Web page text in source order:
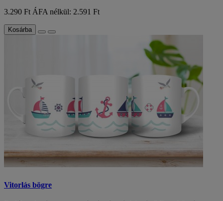
3.290 Ft ÁFA nélkül: 2.591 Ft
Kosárba
Vitorlás bögre